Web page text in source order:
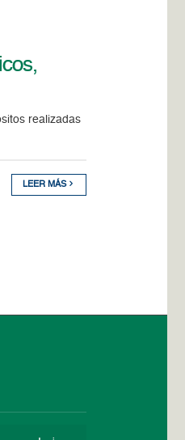
realizadas
LEER MÁS